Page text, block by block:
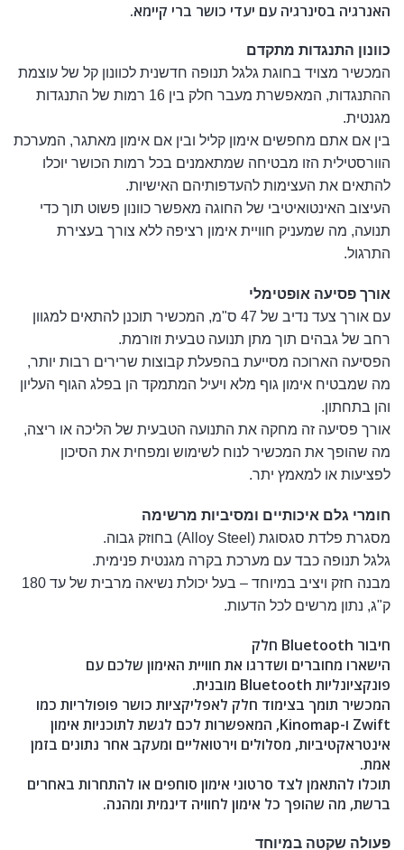
האנרגיה בסינרגיה עם יעדי כושר ברי קיימא.
כוונון התנגדות מתקדם
המכשיר מצויד בחוגת גלגל תנופה חדשנית לכוונון קל של עוצמת
ההתנגדות, המאפשרת מעבר חלק בין 16 רמות של התנגדות
מגנטית.
בין אם אתם מחפשים אימון קליל ובין אם אימון מאתגר, המערכת
הוורסטילית הזו מבטיחה שמתאמנים בכל רמות הכושר יוכלו
להתאים את העצימות להעדפותיהם האישיות.
העיצוב האינטואיטיבי של החוגה מאפשר כוונון פשוט תוך כדי
תנועה, מה שמעניק חוויית אימון רציפה ללא צורך בעצירת
התרגול.
אורך פסיעה אופטימלי
עם אורך צעד נדיב של 47 ס"מ, המכשיר תוכנן להתאים למגוון
רחב של גבהים תוך מתן תנועה טבעית וזורמת.
הפסיעה הארוכה מסייעת בהפעלת קבוצות שרירים רבות יותר,
מה שמבטיח אימון גוף מלא ויעיל המתמקד הן בפלג הגוף העליון
והן בתחתון.
אורך פסיעה זה מחקה את התנועה הטבעית של הליכה או ריצה,
מה שהופך את המכשיר לנוח לשימוש ומפחית את הסיכון
לפציעות או למאמץ יתר.
חומרי גלם איכותיים ומסיביות מרשימה
מסגרת פלדת סגסוגת (Alloy Steel) בחוזק גבוה.
גלגל תנופה כבד עם מערכת בקרה מגנטית פנימית.
מבנה חזק ויציב במיוחד – בעל יכולת נשיאה מרבית של עד 180
ק"ג, נתון מרשים לכל הדעות.
חיבור Bluetooth חלק
הישארו מחוברים ושדרגו את חוויית האימון שלכם עם
פונקציונליות Bluetooth מובנית.
המכשיר תומך בצימוד חלק לאפליקציות כושר פופולריות כמו
Zwift ו-Kinomap, המאפשרות לכם לגשת לתוכניות אימון
אינטראקטיביות, מסלולים וירטואליים ומעקב אחר נתונים בזמן
אמת.
תוכלו להתאמן לצד סרטוני אימון סוחפים או להתחרות באחרים
ברשת, מה שהופך כל אימון לחוויה דינמית ומהנה.
פעולה שקטה במיוחד